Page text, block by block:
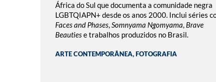
África do Sul que documenta a comunidade negra
LGBTQIAPN+ desde os anos 2000. Inclui séries
Faces and Phases,Somnyama Ngomyama, Brave
Beautiese trabalhos produzidos no Brasil.
ARTE CONTEMPORÂNEA, FOTOGRAFIA